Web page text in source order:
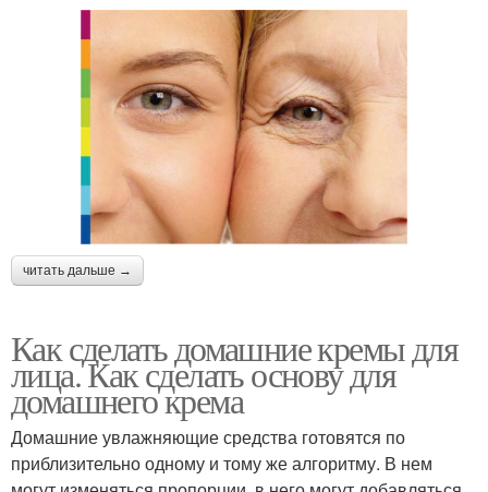
читать дальше →
Как сделать домашние кремы для
лица. Как сделать основу для
домашнего крема
Домашние увлажняющие средства готовятся по
приблизительно одному и тому же алгоритму. В нем